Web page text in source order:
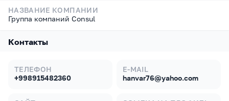
НАЗВАНИЕ КОМПАНИИ
Группа компаний Consul
Контакты
ТЕЛЕФОН
+998915482360
E-MAIL
hanvar76@yahoo.com